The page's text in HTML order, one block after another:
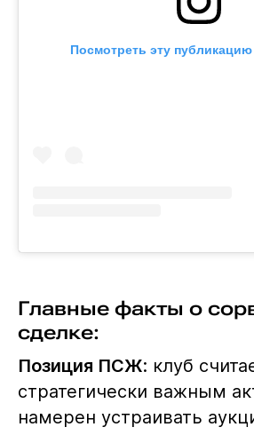
Посмотреть эту
Главные факты о
сделке:
Позиция ПСЖ: клуб
стратегически важным
намерен устраивать